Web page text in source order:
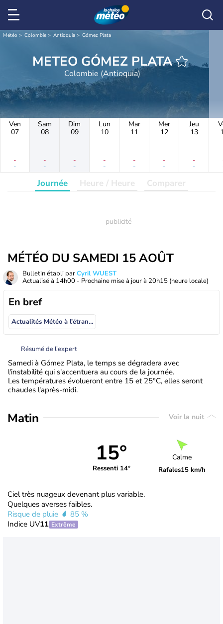
Météo Colombie Antioquia Gómez Plata
METEO GÓMEZ PLATA
Colombie (Antioquia)
Ven
07
-
-
Sam
08
-
-
Dim
09
-
-
Lun
10
-
-
Mar
11
-
-
Mer
12
-
-
Jeu
13
-
-
Journée Heure / Heure Comparer
MÉTÉO DU SAMEDI 15 AOÛT
Bulletin établi parCyril WUEST
Actualisé à 14h00 - Prochaine mise à jour à 20h15 (heure locale)
En bref
Actualités Météo à l'étranger
Résumé de l’expert
Samedi à Gómez Plata, le temps se dégradera avec
l'instabilité qui s'accentuera au cours de la journée.
Les températures évolueront entre 15 et 25°C, elles seront
chaudes l'après-midi.
Matin Voir la nuit
15°
Ressenti 14°
Calme
Rafales15 km/h
Ciel très nuageux devenant plus variable.
Quelques averses faibles.
Risque de pluie
85 %
Indice UV11 Extrême